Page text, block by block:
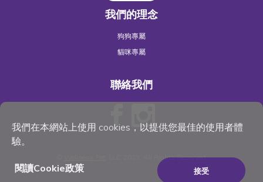
我們在本網站上使用 cookies，以提供您最佳的使用者體
驗。
閱讀Cookie政策 接受
我們的理念
狗狗專屬
貓咪專屬
聯絡我們
, LLC 2023. All Rights Reserved